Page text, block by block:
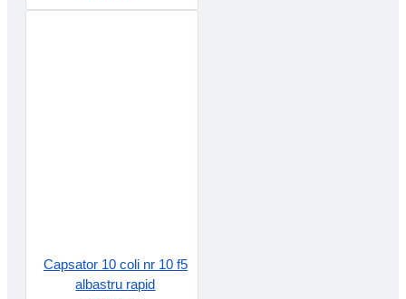
Capsator 10 coli nr 10 f5
albastru rapid